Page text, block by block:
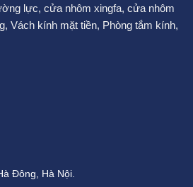
lực, cửa nhôm xingfa, cửa nhôm
, Vách kính mặt tiền, Phòng tắm kính,
Đông, Hà Nội.